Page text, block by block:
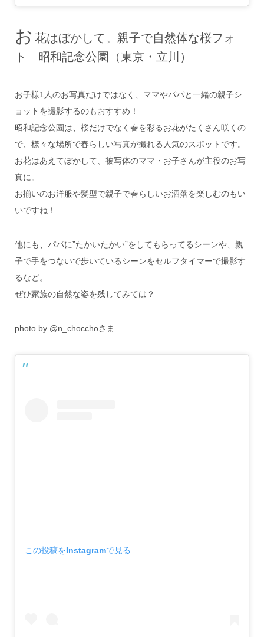
お 花はぼかして。親子で自然体な桜フォ
ト 昭和記念公園（東京・立川）
お子様1人のお写真だけではなく、ママやパパと一緒の親子シ
ョットを撮影するのもおすすめ！
昭和記念公園は、桜だけでなく春を彩るお花がたくさん咲くの
で、様々な場所で春らしい写真が撮れる人気のスポットです。
お花はあえてぼかして、被写体のママ・お子さんが主役のお写
真に。
お揃いのお洋服や髪型で親子で春らしいお洒落を楽しむのもい
いですね！
他にも、パパに”たかいたかい”をしてもらってるシーンや、親
子で手をつないで歩いているシーンをセルフタイマーで撮影す
るなど。
ぜひ家族の自然な姿を残してみては？
photo by @n_chocchoさま
この投稿をInstagramで見る